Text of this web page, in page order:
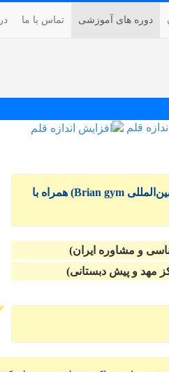
دوره های آموزشی تماس با ما
قلم
کارگاه آموزشی تقویت مغزیادگیری کودک (با الگوی سازمان بین‌المللی Brian gym) همراه با
و مشاوره ایران)
مهد و پیش دبستانی)